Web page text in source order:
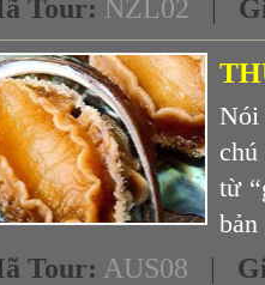
Tour: NZL02
Nói
từ
Tour: AUS08 |